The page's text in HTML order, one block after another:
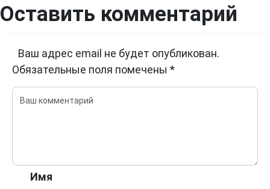
Оставить комментарий
Ваш адрес email не будет опубликован.
Обязательные поля помечены *
Имя